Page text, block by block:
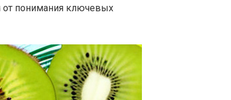
от понимания ключевых